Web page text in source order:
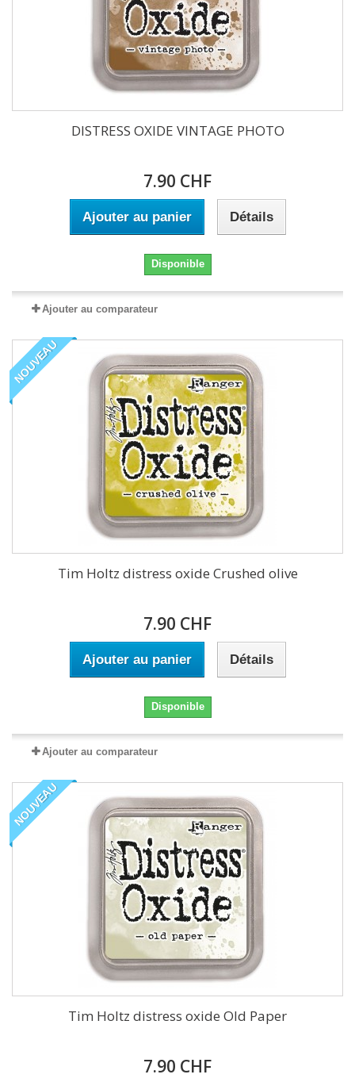
DISTRESS OXIDE VINTAGE PHOTO
7.90 CHF
Ajouter au panier Détails
Disponible
Ajouter au comparateur
NOUVEAU
Tim Holtz distress oxide Crushed olive
7.90 CHF
Ajouter au panier Détails
Disponible
Ajouter au comparateur
NOUVEAU
Tim Holtz distress oxide Old Paper
7.90 CHF